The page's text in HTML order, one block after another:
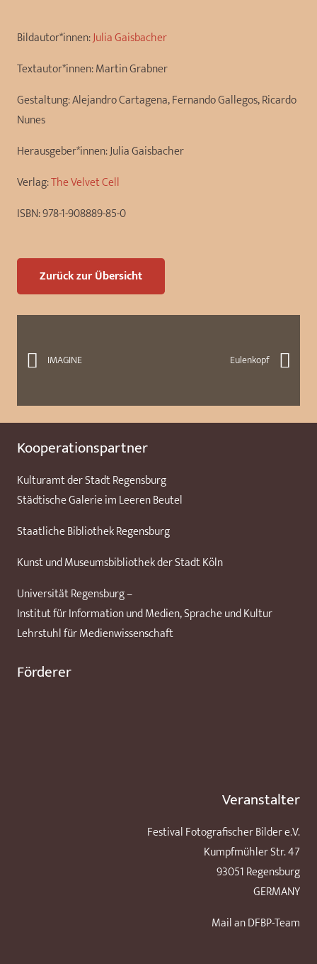
Bildautor*innen:Julia Gaisbacher
Textautor*innen:Martin Grabner
Gestaltung:Alejandro Cartagena, Fernando Gallegos, Ricardo
Nunes
Herausgeber*innen:Julia Gaisbacher
Verlag:The Velvet Cell
ISBN:978-1-908889-85-0
Zurück zur Übersicht
IMAGINE Eulenkopf
Kooperationspartner
Kulturamt der Stadt Regensburg
Städtische Galerie im Leeren Beutel
Staatliche Bibliothek Regensburg
Kunst und Museumsbibliothek der Stadt Köln
Universität Regensburg –
Institut für Information und Medien, Sprache und Kultur
Lehrstuhl für Medienwissenschaft
Förderer
Veranstalter
Festival Fotografischer Bilder e.V.
Kumpfmühler Str. 47
93051 Regensburg
GERMANY
Mail an DFBP-Team